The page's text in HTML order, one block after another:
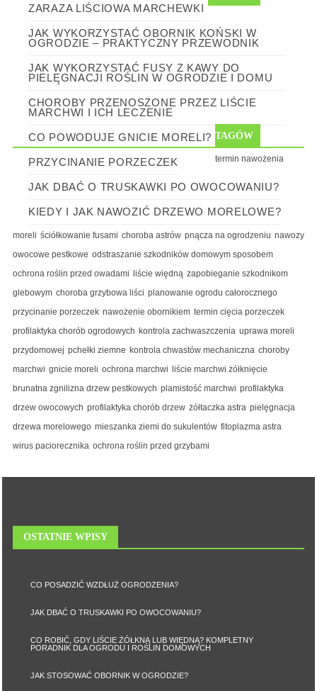
ZARAZA LIŚCIOWA MARCHEWKI
JAK WYKORZYSTAĆ OBORNIK KOŃSKI W
OGRODZIE – PRAKTYCZNY PRZEWODNIK
JAK WYKORZYSTAĆ FUSY Z KAWY DO
PIELĘGNACJI ROŚLIN W OGRODZIE I DOMU
CHOROBY PRZENOSZONE PRZEZ LIŚCIE
MARCHWI I ICH LECZENIE
CO POWODUJE GNICIE MORELI?
PRZYCINANIE PORZECZEK
JAK DBAĆ O TRUSKAWKI PO OWOCOWANIU?
KIEDY I JAK NAWOZIĆ DRZEWO MORELOWE?
TAGÓW
termin nawożenia
moreli ściółkowanie fusami choroba astrów pnącza na ogrodzeniu nawozy
owocowe pestkowe odstraszanie szkodników domowym sposobem
ochrona roślin przed owadami
liście więdną zapobieganie szkodnikom
glebowym choroba grzybowa liści planowanie ogrodu całorocznego
przycinanie porzeczek nawożenie obornikiem termin cięcia porzeczek
profilaktyka chorób ogrodowych kontrola zachwaszczenia uprawa moreli
przydomowej pchełki ziemne kontrola chwastów mechaniczna choroby
marchwi gnicie moreli ochrona marchwi
liście marchwi żółknięcie
brunatna zgnilizna drzew pestkowych plamistość marchwi profilaktyka
drzew owocowych profilaktyka chorób drzew żółtaczka astra pielęgnacja
drzewa morelowego mieszanka ziemi do sukulentów fitoplazma astra
wirus paciorecznika ochrona roślin przed grzybami
OSTATNIE WPISY
CO POSADZIĆ WZDŁUŻ OGRODZENIA?
JAK DBAĆ O TRUSKAWKI PO OWOCOWANIU?
CO ROBIĆ, GDY LIŚCIE ŻÓŁKNĄ LUB WIĘDNĄ? KOMPLETNY
PORADNIK DLA OGRODU I ROŚLIN DOMOWYCH
JAK STOSOWAĆ OBORNIK W OGRODZIE?